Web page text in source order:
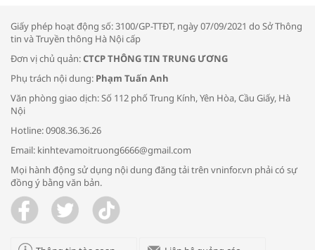
Bác sĩ tư vấn cách phòng tránh bệnh
đường hô hấp trong thời tiết giao mùa
Trao yêu thương cho em
Giấy phép hoạt động số: 3100/GP-TTĐT, ngày 07/09/2021 do Sở Thông
tin và Truyền thông Hà Nội cấp
Đơn vị chủ quản:CTCP THÔNG TIN TRUNG ƯƠNG
Phụ trách nội dung: Phạm Tuấn Anh
Văn phòng giao dịch: Số 112 phố Trung Kính, Yên Hòa, Cầu Giấy, Hà
Nội
Hotline: 0908.36.36.26
Email: kinhtevamoitruong6666@gmail.com
Mọi hành động sử dụng nội dung đăng tải trên vninfor.vn phải có sự
đồng ý bằng văn bản.